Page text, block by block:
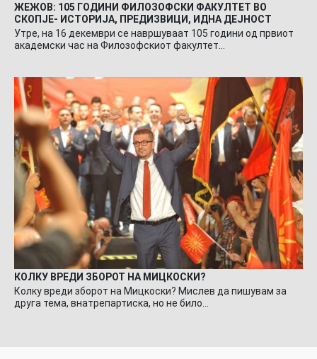
ЖЕЖОВ: 105 ГОДИНИ ФИЛОЗОФСКИ ФАКУЛТЕТ ВО
СКОПЈЕ- ИСТОРИЈА, ПРЕДИЗВИЦИ, ИДНА ДЕЈНОСТ
Утре, на 16 декември се навршуваат 105 години од првиот
академски час на Филозофскиот факултет…
КОЛКУ ВРЕДИ ЗБОРОТ НА МИЦКОСКИ?
Колку вреди зборот на Мицкоски? Мислев да пишувам за
друга тема, внатрепартиска, но не било…